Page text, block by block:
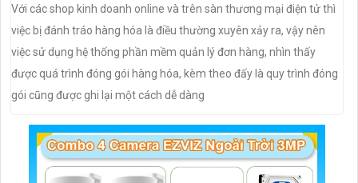
Với các shop kinh doanh online và trên sàn thương mại điện tử thì
việc bị đánh tráo hàng hóa là điều thường xuyên xảy ra, vậy nên
việc sử dụng hệ thống phần mềm quản lý đơn hàng, nhìn thấy
được quá trình đóng gói hàng hóa, kèm theo đấy là quy trình đóng
gói cũng được ghi lại một cách dễ dàng